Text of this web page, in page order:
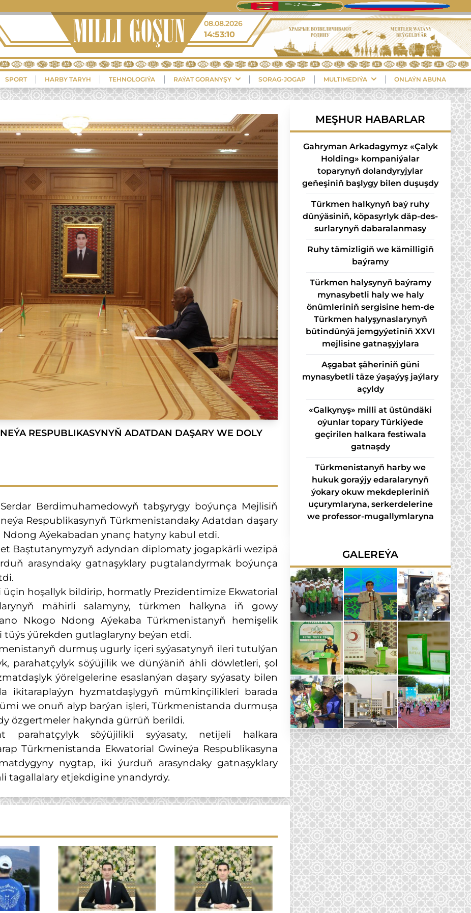
08.08.2026
14:53:12
SPORT HARBY TARYH TEHNOLOGIÝA RAÝAT GORANYŞY SORAG-JOGAP MULTIMEDIÝA ONLAÝN ABUNA
RESPUBLIKASYNYŇ ADATDAN DAŞARY WE DOLY
Berdimuhamedowyň tabşyrygy boýunça Mejlisiň
Respublikasynyň Türkmenistandaky Adatdan daşary
Aýekabadan ynanç hatyny kabul etdi.
Baştutanymyzyň adyndan diplomaty jogapkärli wezipä
arasyndaky gatnaşyklary pugtalandyrmak boýunça
hoşallyk bildirip, hormatly Prezidentimize Ekwatorial
mähirli salamyny, türkmen halkyna iň gowy
Nkogo Ndong Aýekaba Türkmenistanyň hemişelik
ýürekden gutlaglaryny beýan etdi.
durmuş ugurly içeri syýasatynyň ileri tutulýan
parahatçylyk söýüjilik we dünýäniň ähli döwletleri, şol
ýörelgelerine esaslanýan daşary syýasaty bilen
ikitaraplaýyn hyzmatdaşlygyň mümkinçilikleri barada
we onuň alyp barýan işleri, Türkmenistanda durmuşa
özgertmeler hakynda gürrüň berildi.
parahatçylyk söýüjilikli syýasaty, netijeli halkara
Türkmenistanda Ekwatorial Gwineýa Respublikasyna
nygtap, iki ýurduň arasyndaky gatnaşyklary
tagallalary etjekdigine ynandyrdy.
MEŞHUR HABARLAR
Gahryman Arkadagymyz «Çalyk
Holding» kompaniýalar
toparynyň dolandyryjylar
geňeşiniň başlygy bilen duşuşdy
Türk­men hal­ky­nyň baý ru­hy
dün­ýä­si­niň, kö­pa­syr­lyk däp-des­
sur­la­ry­nyň da­ba­ra­lan­ma­sy
Ruhy tämizligiň we kämilligiň
baýramy
Türkmen halysynyň baýramy
mynasybetli haly we haly
önümleriniň sergisine hem-de
Türkmen halyşynaslarynyň
bütindünýä jemgyýetiniň XXVI
mejlisine gatnaşyjylara
Aşgabat şäheriniň güni
mynasybetli täze ýaşaýyş jaýlary
açyldy
«Galkynyş» milli at üstündäki
oýunlar topary Türkiýede
geçirilen halkara festiwala
gatnaşdy
Türkmenistanyň harby we
hukuk goraýjy edaralarynyň
ýokary okuw mekdepleriniň
uçurymlaryna, serkerdelerine
we professor-mugallymlaryna
GALEREÝA